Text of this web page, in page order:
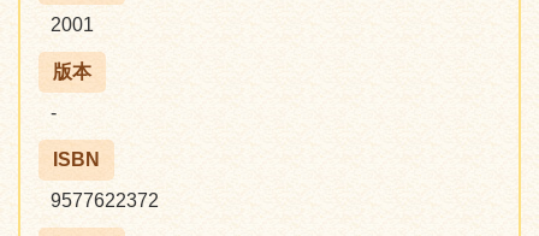
2001
版本
-
ISBN
9577622372